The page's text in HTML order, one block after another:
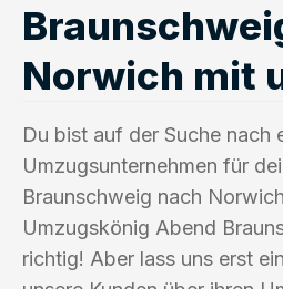
Norwich mit
Du bist auf der Suche nach
Umzugsunternehmen für
Braunschweig nach
Umzugskönig Abend
richtig! Aber lass uns erst